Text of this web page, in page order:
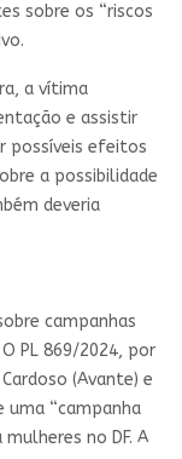
sobre os “riscos
a vítima
e assistir
possíveis efeitos
a possibilidade
deveria
campanhas
PL 869/2024, por
(Avante) e
uma “campanha
no DF. A